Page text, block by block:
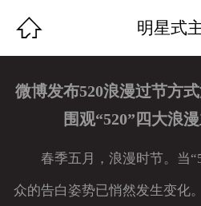
 明星式
微博发布520浪漫过节方
围观“520”四大浪
春季五月，浪漫时节。当
众的告白姿势已悄然发生变化